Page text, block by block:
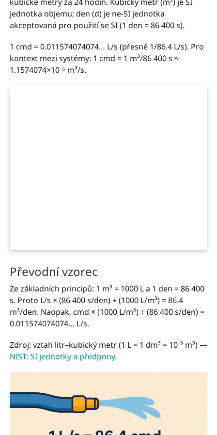
jednotka objemu; den (d) je ne-SI jednotka
akceptovaná pro použití se SI (1 den = 86 400 s).
1 cmd = 0.011574074074… L/s (přesně 1/86.4 L/s). Pro
kontext mezi systémy: 1 cmd = 1 m³/86 400 s ≈
1.1574074×10⁻⁵ m³/s.
Převodní vzorec
Ze základních principů: 1 m³ = 1000 L a 1 den = 86 400
s. Proto L/s × (86 400 s/den) ÷ (1000 L/m³) = 86.4
m³/den. Naopak, cmd × (1000 L/m³) ÷ (86 400 s/den) =
0.011574074074… L/s.
Zdroj: vztah litr–kubický metr (1 L = 1 dm³ = 10⁻³ m³) —
NIST: SI jednotky a předpony.